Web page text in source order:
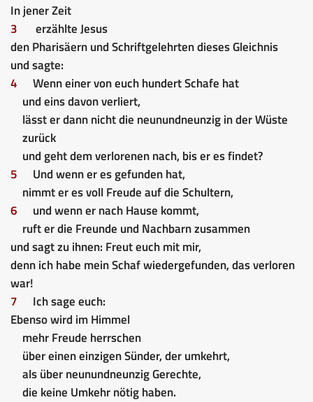
In jener Zeit
3
erzählte Jesus
den Pharisäern und Schriftgelehrten dieses Gleichnis
und sagte:
4
Wenn einer von euch hundert Schafe hat
und eins davon verliert,
lässt er dann nicht die neunundneunzig in der Wüste
zurück
und geht dem verlorenen nach, bis er es findet?
5
Und wenn er es gefunden hat,
nimmt er es voll Freude auf die Schultern,
6
und wenn er nach Hause kommt,
ruft er die Freunde und Nachbarn zusammen
und sagt zu ihnen: Freut euch mit mir,
denn ich habe mein Schaf wiedergefunden, das verloren
war!
7
Ich sage euch:
Ebenso wird im Himmel
mehr Freude herrschen
über einen einzigen Sünder, der umkehrt,
als über neunundneunzig Gerechte,
die keine Umkehr nötig haben.